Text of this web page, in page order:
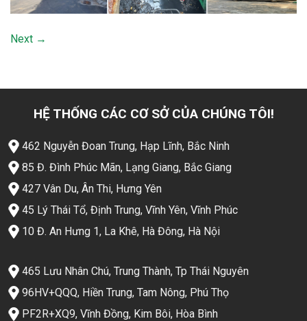
Next →
HỆ THỐNG CÁC CƠ SỞ CỦA CHÚNG TÔI!
462 Nguyễn Đoan Trung, Hạp Lĩnh, Bắc Ninh
85 Đ. Đình Phúc Mãn, Lạng Giang, Bắc Giang
427 Vân Du, Ân Thi, Hưng Yên
45 Lý Thái Tổ, Định Trung, Vĩnh Yên, Vĩnh Phúc
10 Đ. An Hưng 1, La Khê, Hà Đông, Hà Nội
465 Lưu Nhân Chú, Trung Thành, Tp Thái Nguyên
96HV+QQQ, Hiền Trung, Tam Nông, Phú Thọ
PF2R+XQ9, Vĩnh Đồng, Kim Bôi, Hòa Bình